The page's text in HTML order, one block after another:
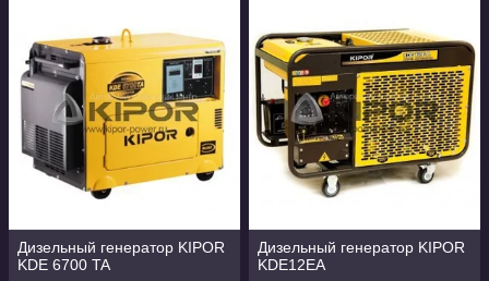
Дизельный генератор KIPOR
KDE 6700 TA
Дизельный генератор KIPOR
KDE12EA